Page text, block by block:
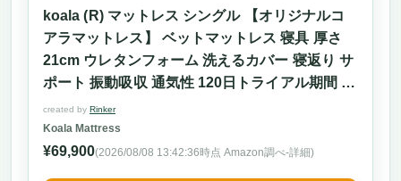
koala (R) マットレス シングル 【オリジナルコ
アラマットレス】 ベットマットレス 寝具 厚さ
21cm ウレタンフォーム 洗えるカバー 寝返り サ
ポート 振動吸収 通気性 120日トライアル期間 メ
ーカー10年保証
created by Rinker
Koala Mattress
¥69,900(2026/08/08 13:42:36時点 Amazon調べ-詳細)